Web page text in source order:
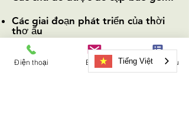
Các giai đoạn phát triển của thời
thơ ấu
Chỉ số căng thẳng ở trẻ em
Kỳ vọng phù hợp với lứa tuổi của
Điện thoại Email Mẫu yêu cầu
Tiếng Việt